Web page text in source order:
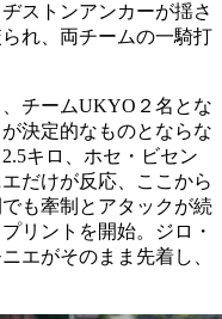
ストンアンカーが揺さ
れ、両チームの一騎打
チームUKYO２名とな
決定的なものとならな
キロ、ホセ・ビセン
だけが反応、ここから
も牽制とアタックが続
リントを開始。ジロ・
エがそのまま先着し、